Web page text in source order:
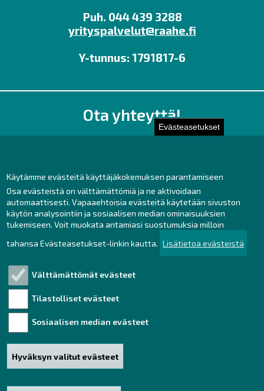
Evästeasetukset
Käytämme evästeitä käyttäjäkokemuksen parantamiseen
Osa evästeistä on välttämättömiä ja ne aktivoidaan
automaattisesti. Vapaaehtoisia evästeitä käytetään sivuston
käytön analysointiin ja sosiaalisen median ominaisuuksien
tukemiseen. Voit muokata antamiasi suostumuksia milloin
tahansa Evästeasetukset-linkin kautta. Lisätietoa evästeistä
Välttämättömät evästeet
Tilastolliset evästeet
Sosiaalisen median evästeet
Hyväksyn valitut evästeet
Puh. 044 439 3288
yrityspalvelut@raahe.fi
Y-tunnus: 1791817-6
Ota yhteyttä!
Toimisto
Facebook
Instagram
LinkedIn
Tutustu!
Saavutettavuusseloste
Sivukartta